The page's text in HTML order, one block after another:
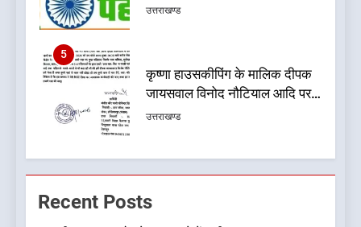
मुकदमा दर्ज
उत्तराखण्ड
6
बड़ी खबर:आखिरकार आ ही गया
कांग्रेस की कार्यकारिणी का शुभ मुहूर्त,
गोदियाल की टीम घोषित
उत्तराखण्ड
को भाजपा ने दी नई जिम्मेदारी ,इन पूर्व
मुख्यमंत्री को भी मिली जिम्मेदारी
Recent Posts